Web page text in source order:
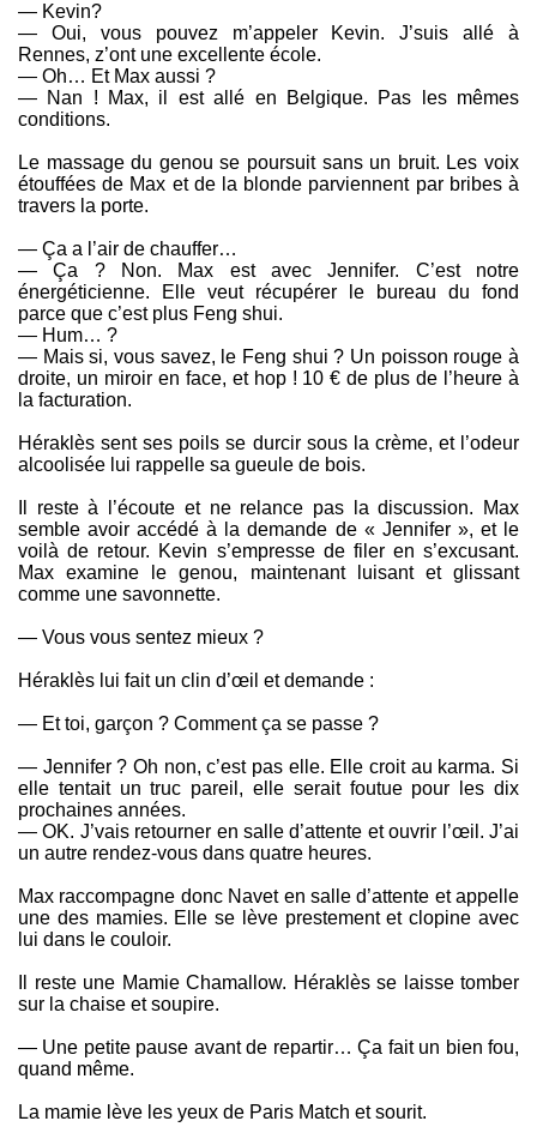
— Kevin?
— Oui, vous pouvez m’appeler Kevin. J’suis allé à
Rennes, z’ont une excellente école.
— Oh… Et Max aussi ?
— Nan ! Max, il est allé en Belgique. Pas les mêmes
conditions.
Le massage du genou se poursuit sans un bruit. Les voix
étouffées de Max et de la blonde parviennent par bribes à
travers la porte.
— Ça a l’air de chauffer…
— Ça ? Non. Max est avec Jennifer. C’est notre
énergéticienne. Elle veut récupérer le bureau du fond
parce que c’est plus Feng shui.
— Hum… ?
— Mais si, vous savez, le Feng shui ? Un poisson rouge à
droite, un miroir en face, et hop ! 10 € de plus de l’heure à
la facturation.
Héraklès sent ses poils se durcir sous la crème, et l’odeur
alcoolisée lui rappelle sa gueule de bois.
Il reste à l’écoute et ne relance pas la discussion. Max
semble avoir accédé à la demande de « Jennifer », et le
voilà de retour. Kevin s’empresse de filer en s’excusant.
Max examine le genou, maintenant luisant et glissant
comme une savonnette.
— Vous vous sentez mieux ?
Héraklès lui fait un clin d’œil et demande :
— Et toi, garçon ? Comment ça se passe ?
— Jennifer ? Oh non, c’est pas elle. Elle croit au karma. Si
elle tentait un truc pareil, elle serait foutue pour les dix
prochaines années.
— OK. J’vais retourner en salle d’attente et ouvrir l’œil. J’ai
un autre rendez-vous dans quatre heures.
Max raccompagne donc Navet en salle d’attente et appelle
une des mamies. Elle se lève prestement et clopine avec
lui dans le couloir.
Il reste une Mamie Chamallow. Héraklès se laisse tomber
sur la chaise et soupire.
— Une petite pause avant de repartir… Ça fait un bien fou,
quand même.
La mamie lève les yeux de Paris Match et sourit.